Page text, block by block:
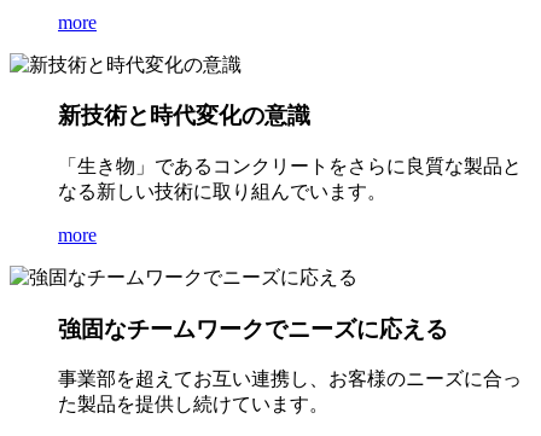
more
新技術と時代変化の意識
「生き物」であるコンクリートをさらに良質な製品と
なる新しい技術に取り組んでいます。
more
強固なチームワークでニーズに応える
事業部を超えてお互い連携し、お客様のニーズに合っ
た製品を提供し続けています。